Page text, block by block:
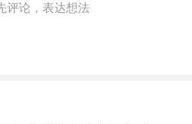
评论，表达想法